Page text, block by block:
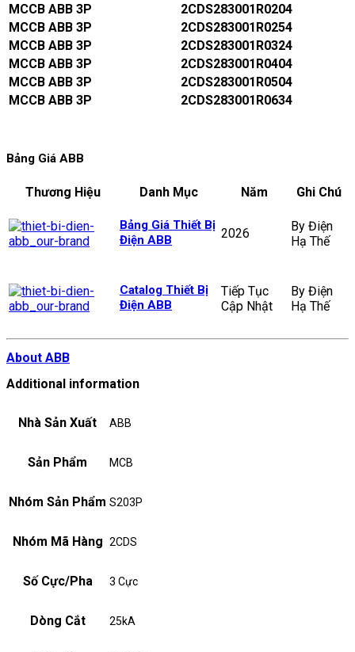
MCCB ABB 3P
2CDS283001R0204
MCCB ABB 3P
2CDS283001R0254
MCCB ABB 3P
2CDS283001R0324
MCCB ABB 3P
2CDS283001R0404
MCCB ABB 3P
2CDS283001R0504
MCCB ABB 3P
2CDS283001R0634
Bảng Giá ABB
Thương Hiệu Danh Mục Năm Ghi Chú
Bảng Giá Thiết Bị
Điện ABB
2026
By Điện
Hạ Thế
Catalog Thiết Bị
Điện ABB
Tiếp Tục
Cập Nhật
By Điện
Hạ Thế
About ABB
Additional information
Nhà Sản Xuất ABB
Sản Phẩm MCB
Nhóm Sản Phẩm S203P
Nhóm Mã Hàng 2CDS
Số Cực/Pha 3 Cực
Dòng Cắt 25kA